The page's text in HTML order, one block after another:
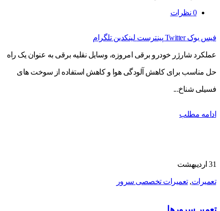
0 نظرات
فیس بوک Twitter پینترست لینکدین تلگرام
عملکرد شارژر خودرو برقی امروزه، وسایل نقلیه برقی به عنوان یک راه
حل مناسب برای کاهش آلودگی هوا و کاهش استفاده از سوخت های
فسیلی شناخ...
ادامه مطلب
31 اردیبهشت
تعمیرات,تعمیرات تخصصی سرور